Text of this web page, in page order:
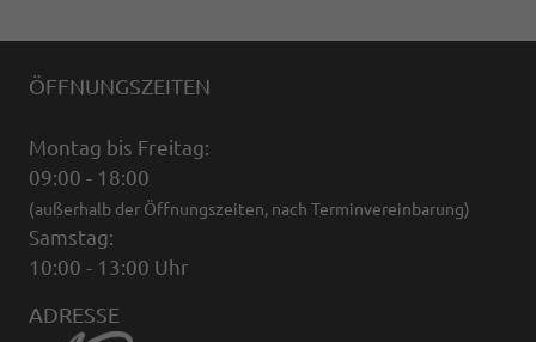
ÖFFNUNGSZEITEN
Montag bis Freitag:
09:00 - 18:00
(außerhalb der Öffnungszeiten, nach Terminvereinbarung)
Samstag:
10:00 - 13:00 Uhr
ADRESSE